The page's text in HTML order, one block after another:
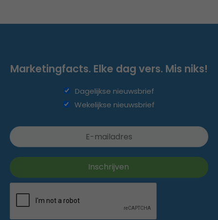
Marketingfacts. Elke dag vers. Mis niks!
Dagelijkse nieuwsbrief
Wekelijkse nieuwsbrief